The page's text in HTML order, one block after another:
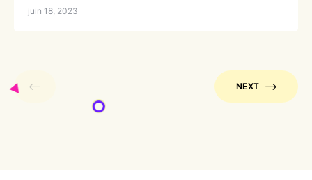
nèfleDeux souliers vernis dans un
carton jaune : la nèfle Mé en
poetevin-séntunjhaes :Qu’ét-o
juin 18, 2023
NEXT